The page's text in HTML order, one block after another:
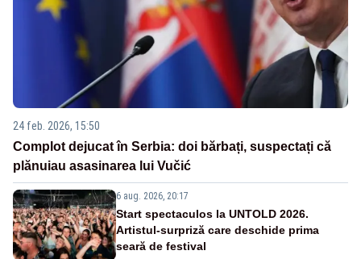
24 feb. 2026, 15:50
Complot dejucat în Serbia: doi bărbați, suspectați că
plănuiau asasinarea lui Vučić
6 aug. 2026, 20:17
Start spectaculos la UNTOLD 2026.
Artistul-surpriză care deschide prima
seară de festival